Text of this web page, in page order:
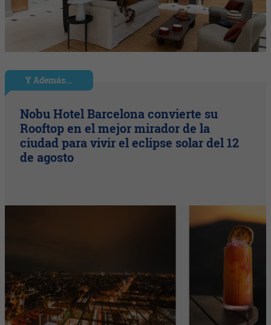
Y Además...
Nobu Hotel Barcelona convierte su
Rooftop en el mejor mirador de la
ciudad para vivir el eclipse solar del 12
de agosto